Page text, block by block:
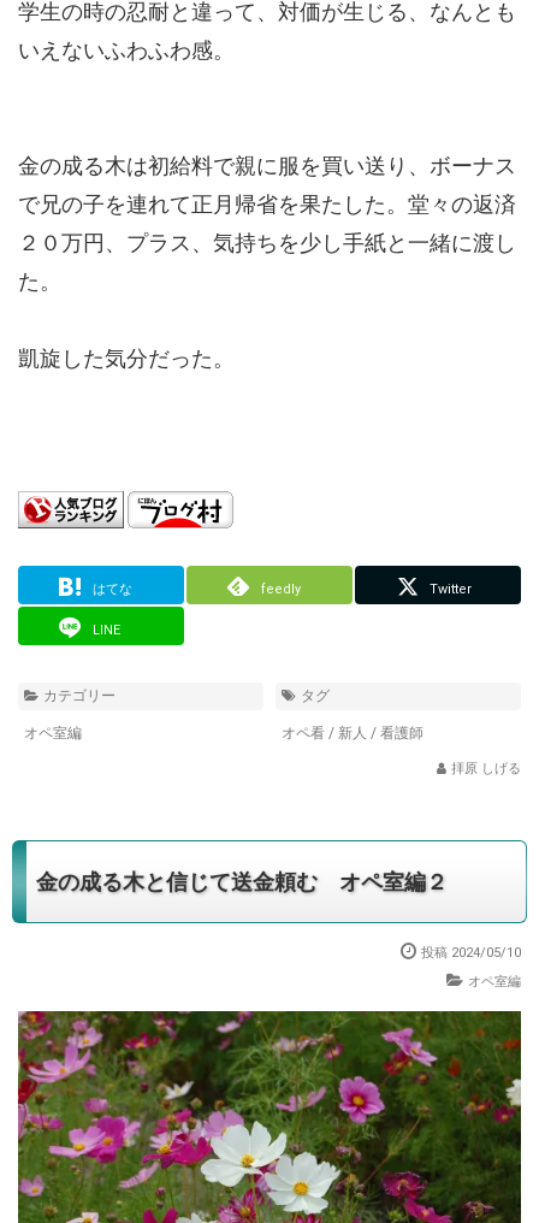
学生の時の忍耐と違って、対価が生じる、なんとも
いえないふわふわ感。
金の成る木は初給料で親に服を買い送り、ボーナス
で兄の子を連れて正月帰省を果たした。堂々の返済
２０万円、プラス、気持ちを少し手紙と一緒に渡し
た。
凱旋した気分だった。
はてな feedly Twitter
LINE
カテゴリー
オペ室編
タグ
オペ看 / 新人 / 看護師
拝原 しげる
金の成る木と信じて送金頼む オペ室編２
投稿 2024/05/10
オペ室編